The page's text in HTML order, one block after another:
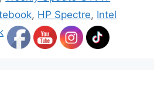
, HP Spectre, Intel